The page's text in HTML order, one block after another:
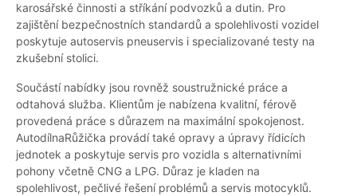
karosářské činnosti a stříkání podvozků a dutin. Pro
zajištění bezpečnostních standardů a spolehlivosti vozidel
poskytuje autoservis pneuservis i specializované testy na
zkušební stolici.
Součástí nabídky jsou rovněž soustružnické práce a
odtahová služba. Klientům je nabízena kvalitní, férově
provedená práce s důrazem na maximální spokojenost.
AutodílnaRůžička provádí také opravy a úpravy řídicích
jednotek a poskytuje servis pro vozidla s alternativními
pohony včetně CNG a LPG. Důraz je kladen na
spolehlivost, pečlivé řešení problémů a servis motocyklů.